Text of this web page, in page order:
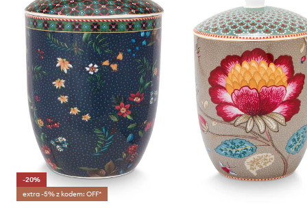
-20%
extra -5% z kodem: OFF*